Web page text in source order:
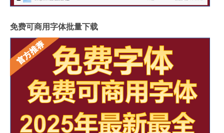
免费可商用字体批量下载